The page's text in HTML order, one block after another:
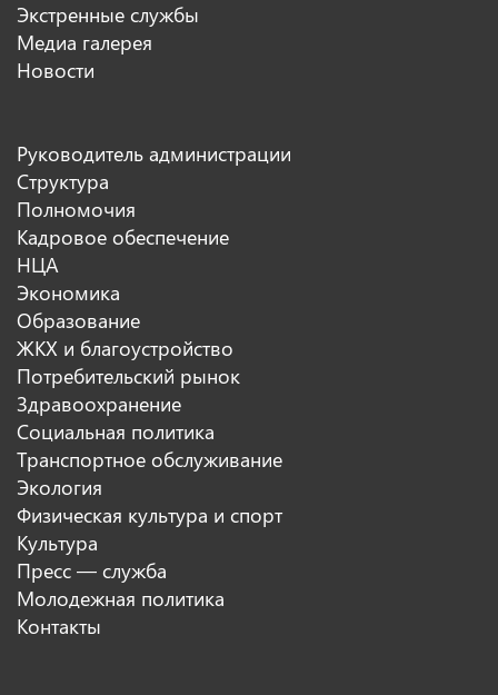
Экстренные службы
Медиа галерея
Новости
Руководитель администрации
Структура
Полномочия
Кадровое обеспечение
НЦА
Экономика
Образование
ЖКХ и благоустройство
Потребительский рынок
Здравоохранение
Социальная политика
Транспортное обслуживание
Экология
Физическая культура и спорт
Культура
Пресс — служба
Молодежная политика
Контакты